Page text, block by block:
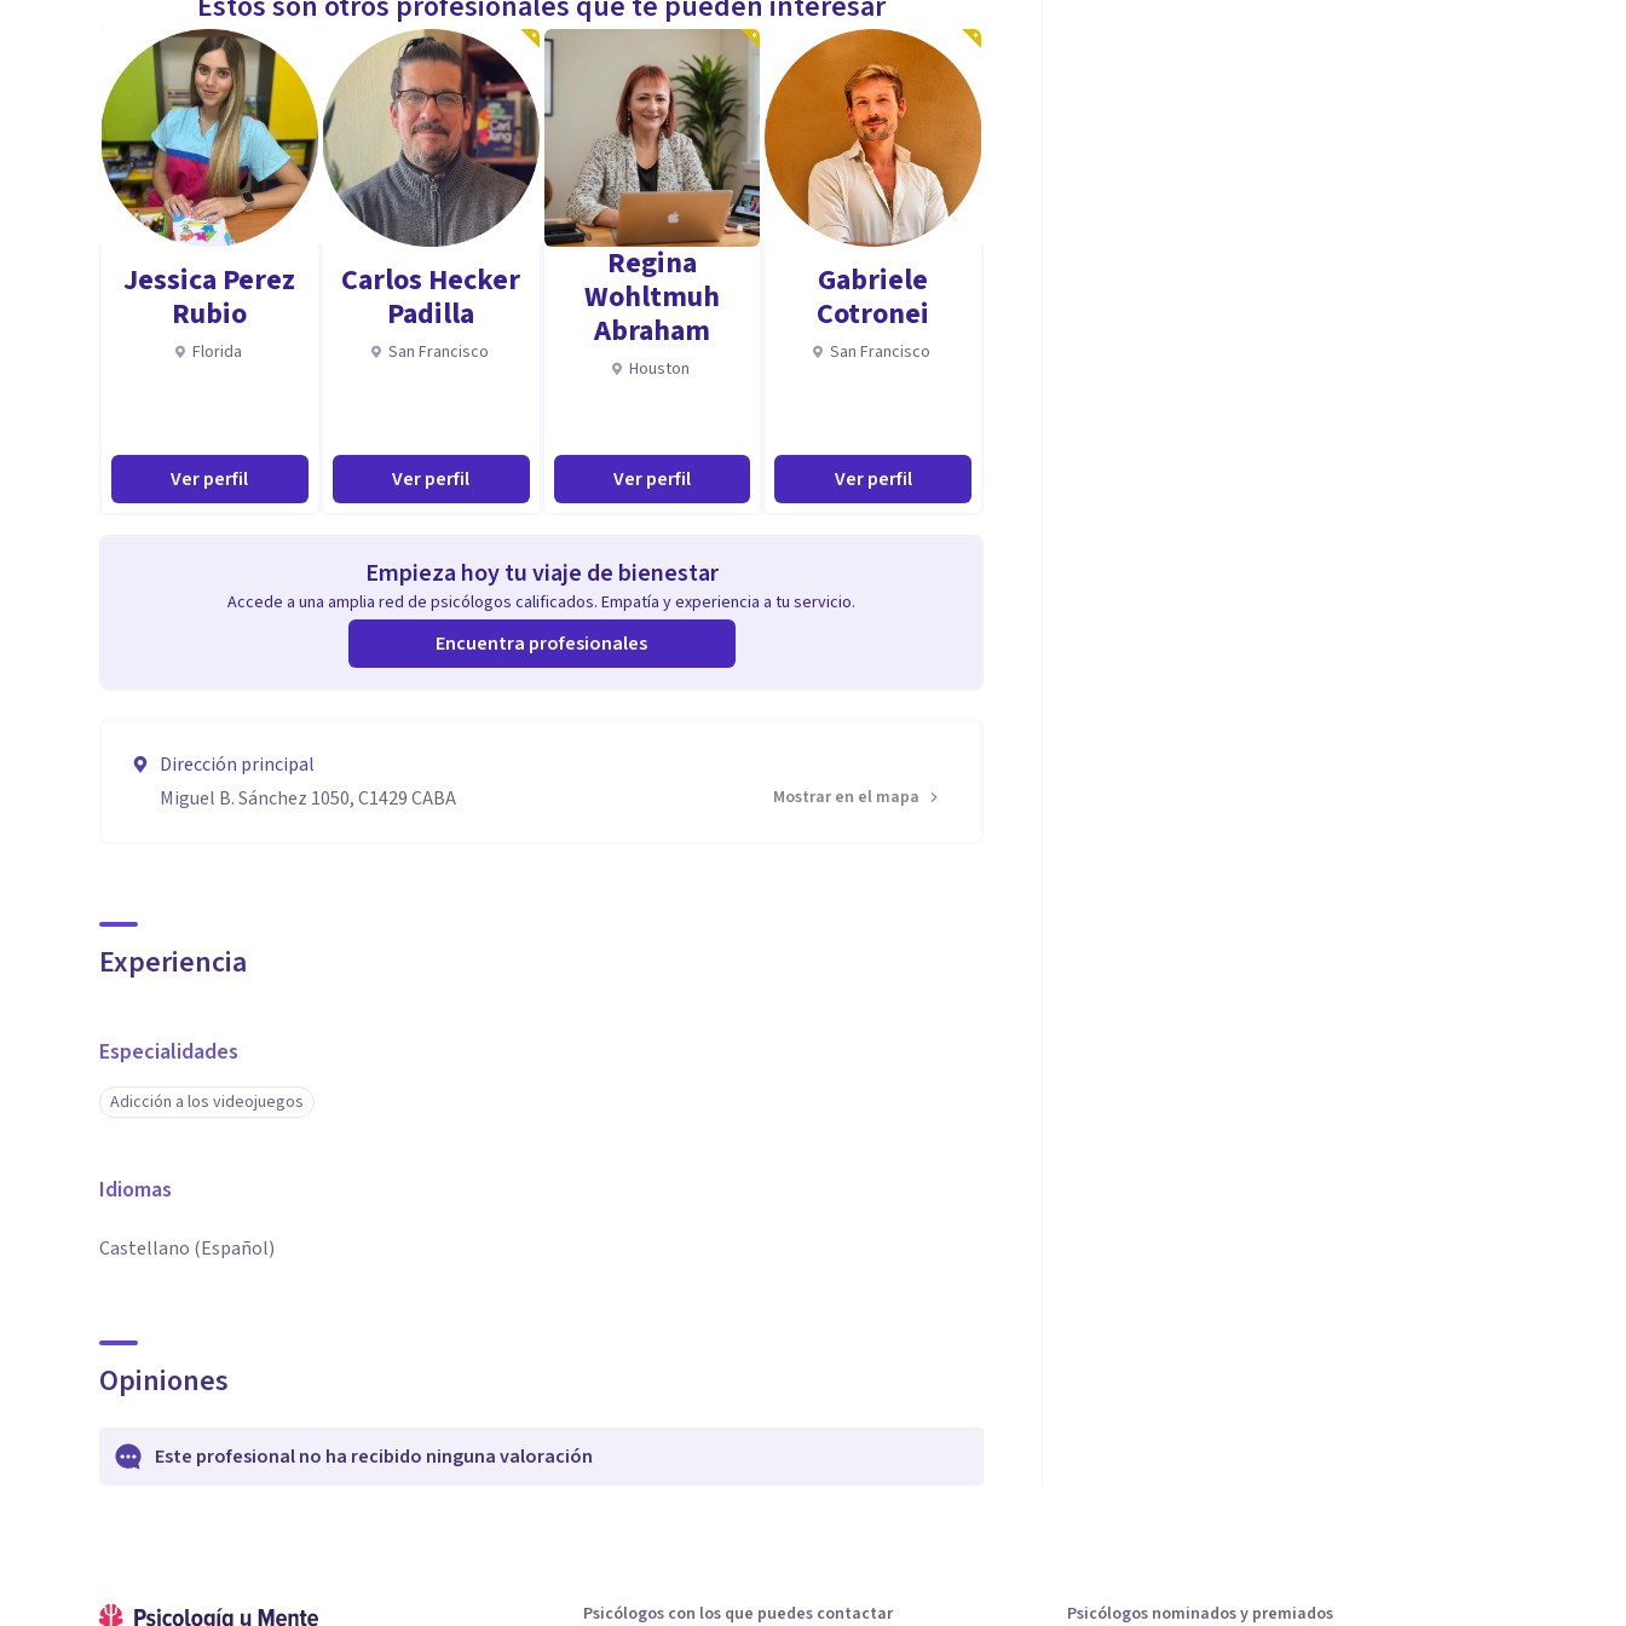
Jessica Perez
Rubio
Florida
Ver perfil
Carlos Hecker
Padilla
San Francisco
Ver perfil
Regina
Wohltmuh
Abraham
Houston
Ver perfil
Gabriele
Cotronei
San Francisco
Ver perfil
Empieza hoy tu viaje de bienestar
Accede a una amplia red de psicólogos calificados. Empatía y experiencia a tu servicio.
Encuentra profesionales
Dirección principal
Miguel B. Sánchez 1050, C1429 CABA
Mostrar en el mapa
Experiencia
Especialidades
Adicción a los videojuegos
Idiomas
Castellano (Español)
Opiniones
Este profesional no ha recibido ninguna valoración
Psicólogos con los que puedes contactar Psicólogos nominados y premiados